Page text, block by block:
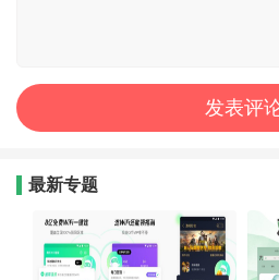
最新专题